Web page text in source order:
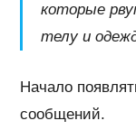
которые
телу и
Начало
сообщений.